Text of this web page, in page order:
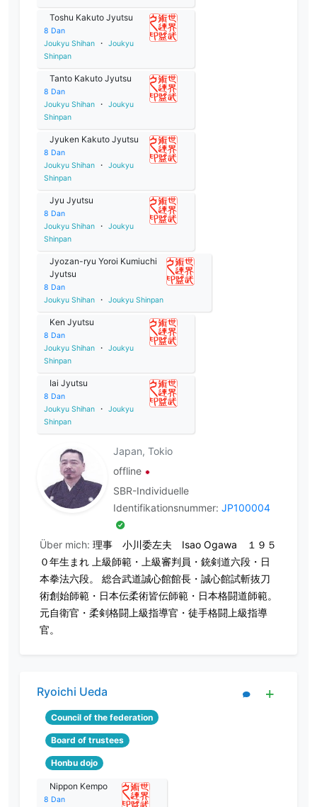
Toshu Kakuto Jyutsu
8 Dan
Joukyu Shihan
・
Joukyu
Shinpan
Tanto Kakuto Jyutsu
8 Dan
Joukyu Shihan
・
Joukyu
Shinpan
Jyuken Kakuto Jyutsu
8 Dan
Joukyu Shihan
・
Joukyu
Shinpan
Jyu Jyutsu
8 Dan
Joukyu Shihan
・
Joukyu
Shinpan
Jyozan-ryu Yoroi Kumiuchi
Jyutsu
8 Dan
Joukyu Shihan
・ Joukyu Shinpan
Ken Jyutsu
8 Dan
Joukyu Shihan
・
Joukyu
Shinpan
Iai Jyutsu
8 Dan
Joukyu Shihan
・
Joukyu
Shinpan
Japan, Tokio
offline
SBR-Individuelle
Identifikationsnummer: JP100004
Über mich: 理事 小川委左夫 Isao Ogawa １９５
０年生まれ 上級師範・上級審判員・銃剣道六段・日
本拳法六段。 総合武道誠心館館長・誠心館試斬抜刀
術創始師範・日本伝柔術皆伝師範・日本格闘道師範。
元自衛官・柔剣格闘上級指導官・徒手格闘上級指導
官。
Ryoichi Ueda
Council of the federation
Board of trustees
Honbu dojo
Nippon Kempo
8 Dan